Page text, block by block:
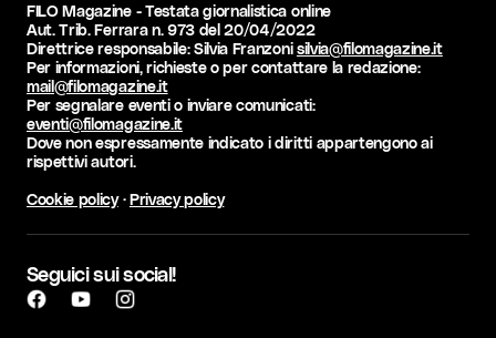
FILO Magazine - Testata giornalistica online
Aut. Trib. Ferrara n. 973 del 20/04/2022
Direttrice responsabile: Silvia Franzonisilvia@filomagazine.it
Per informazioni, richieste o per contattare la redazione:
mail@filomagazine.it
Per segnalare eventi o inviare comunicati:
eventi@filomagazine.it
Dove non espressamente indicato i diritti appartengono ai
rispettivi autori.
Cookie policy·Privacy policy
Seguici sui social!